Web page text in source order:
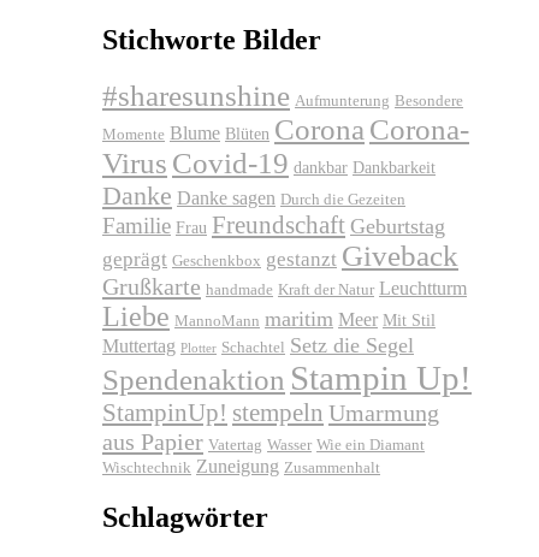
Stichworte Bilder
#sharesunshine Aufmunterung Besondere
Momente Blume Blüten CoronaCorona-
Virus Covid-19 dankbar Dankbarkeit
Danke Danke sagen Durch die Gezeiten
Familie Frau Freundschaft Geburtstag
geprägt Geschenkbox gestanzt Giveback
Grußkarte handmade Kraft der Natur Leuchtturm
Liebe MannoMann maritim Meer Mit Stil
Muttertag Plotter Schachtel Setz die Segel
Spendenaktion Stampin Up!
StampinUp! stempeln Umarmung
aus Papier Vatertag Wasser Wie ein Diamant
Wischtechnik Zuneigung Zusammenhalt
Schlagwörter